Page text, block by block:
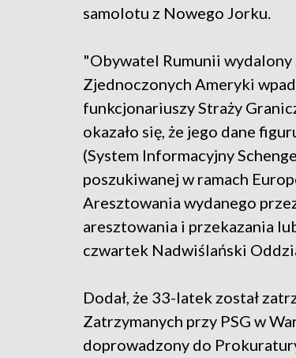
samolotu z Nowego Jorku.
"Obywatel Rumunii wydalony
Zjednoczonych Ameryki
funkcjonariuszy Straży
okazało się, że jego dane
(System Informacyjny
poszukiwanej w ramach
Aresztowania wydanego
aresztowania i przekazania
czwartek Nadwiślański
Dodał, że 33-latek został
Zatrzymanych przy PSG w
doprowadzony do